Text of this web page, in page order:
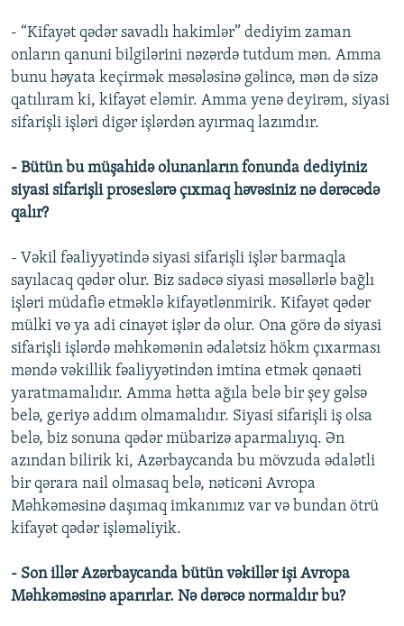
- “Kifayət qədər savadlı hakimlər” dediyim zaman
onların qanuni bilgilərini nəzərdə tutdum mən. Amma
bunu həyata keçirmək məsələsinə gəlincə, mən də sizə
qatılıram ki, kifayət eləmir. Amma yenə deyirəm, siyasi
sifarişli işləri digər işlərdən ayırmaq lazımdır.
- Bütün bu müşahidə olunanların fonunda dediyiniz
siyasi sifarişli proseslərə çıxmaq həvəsiniz nə dərəcədə
qalır?
- Vəkil fəaliyyətində siyasi sifarişli işlər barmaqla
sayılacaq qədər olur. Biz sadəcə siyasi məsəllərlə bağlı
işləri müdafiə etməklə kifayətlənmirik. Kifayət qədər
mülki və ya adi cinayət işlər də olur. Ona görə də siyasi
sifarişli işlərdə məhkəmənin ədalətsiz hökm çıxarması
məndə vəkillik fəaliyyətindən imtina etmək qənaəti
yaratmamalıdır. Amma hətta ağıla belə bir şey gəlsə
belə, geriyə addım olmamalıdır. Siyasi sifarişli iş olsa
belə, biz sonuna qədər mübarizə aparmalıyıq. Ən
azından bilirik ki, Azərbaycanda bu mövzuda ədalətli
bir qərara nail olmasaq belə, nəticəni Avropa
Məhkəməsinə daşımaq imkanımız var və bundan ötrü
kifayət qədər işləməliyik.
- Son illər Azərbaycanda bütün vəkillər işi Avropa
Məhkəməsinə aparırlar. Nə dərəcə normaldır bu?